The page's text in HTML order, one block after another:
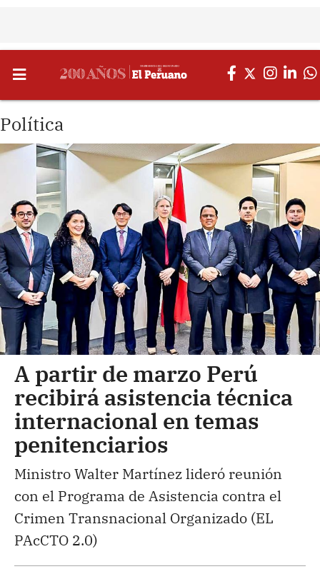
Política
A partir de marzo Perú
recibirá asistencia técnica
internacional en temas
penitenciarios
Ministro Walter Martínez lideró reunión
con el Programa de Asistencia contra el
Crimen Transnacional Organizado (EL
PAcCTO 2.0)